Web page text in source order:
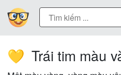
💛 Trái tim màu